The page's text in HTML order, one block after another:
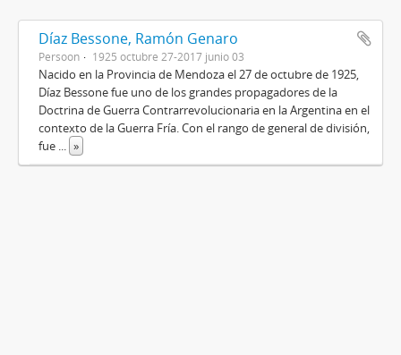
Díaz Bessone, Ramón Genaro
Persoon 1925 octubre 27-2017 junio 03
Nacido en la Provincia de Mendoza el 27 de octubre de 1925,
Díaz Bessone fue uno de los grandes propagadores de la
Doctrina de Guerra Contrarrevolucionaria en la Argentina en el
contexto de la Guerra Fría. Con el rango de general de división,
fue ... »